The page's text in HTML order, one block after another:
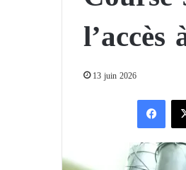
13 juin 2026